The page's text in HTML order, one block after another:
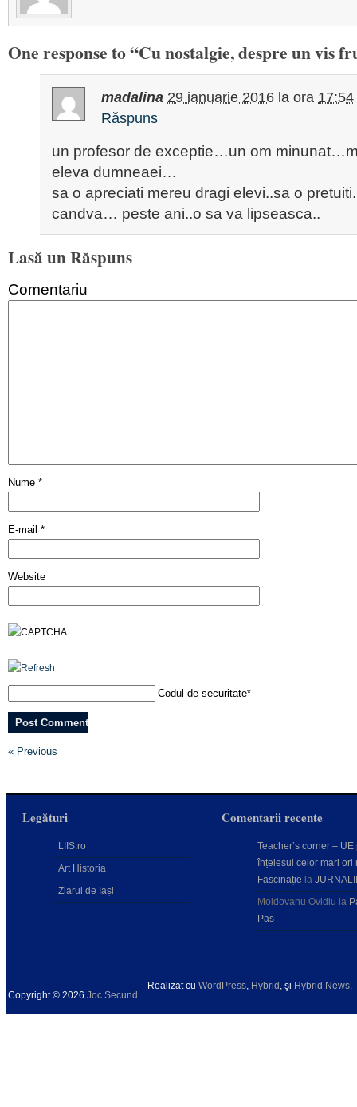
One response to “Cu nostalgie, despre un vis
madalina 29 ianuarie 2016 la ora 17:54
Răspuns
un profesor de exceptie…un om
eleva dumneaei…
sa o apreciati mereu dragi elevi..sa o
candva… peste ani..o sa va lipseasca..
Lasă un Răspuns
Comentariu
Nume *
E-mail *
Website
Codul de securitate*
« Previous
Legături
LIIS.ro
Art Historia
Ziarul de Iași
Comentarii recente
Teacher’s corner – UE
înțelesul celor mari ori
Fascinație la
Moldovanu Ovidiu la
Pas
Copyright © 2026 Joc Secund .
Realizat cu WordPress, Hybrid , şi Hybrid News.